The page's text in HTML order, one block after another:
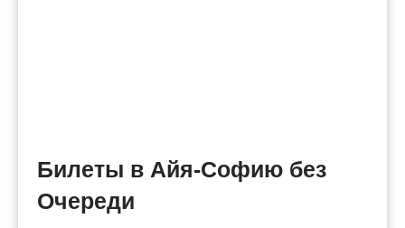
Билеты в Айя-Софию без
Очереди